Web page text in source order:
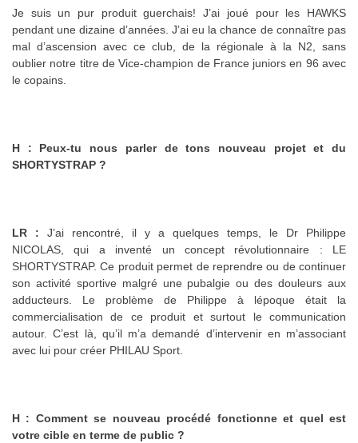
Je suis un pur produit guerchais! J’ai joué pour les HAWKS
pendant une dizaine d’années. J’ai eu la chance de connaître pas
mal d’ascension avec ce club, de la régionale à la N2, sans
oublier notre titre de Vice-champion de France juniors en 96 avec
le copains.
H : Peux-tu nous parler de tons nouveau projet et du
SHORTYSTRAP ?
LR : J’ai rencontré, il y a quelques temps, le Dr Philippe
NICOLAS, qui a inventé un concept révolutionnaire : LE
SHORTYSTRAP. Ce produit permet de reprendre ou de continuer
son activité sportive malgré une pubalgie ou des douleurs aux
adducteurs. Le problème de Philippe à lépoque était la
commercialisation de ce produit et surtout le communication
autour. C’est là, qu’il m’a demandé d’intervenir en m’associant
avec lui pour créer PHILAU Sport.
H : Comment se nouveau procédé fonctionne et quel est
votre cible en terme de public ?